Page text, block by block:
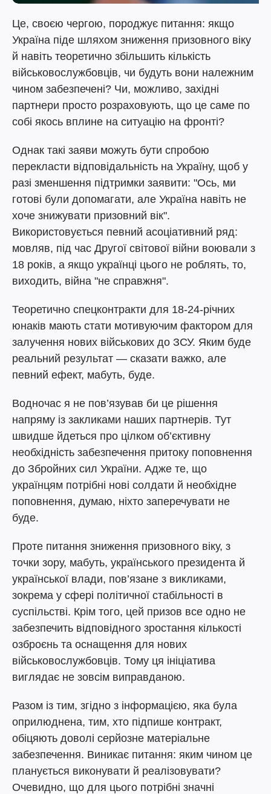
Це, своєю чергою, породжує питання: якщо
Україна піде шляхом зниження призовного віку
й навіть теоретично збільшить кількість
військовослужбовців, чи будуть вони належним
чином забезпечені? Чи, можливо, західні
партнери просто розраховують, що це саме по
собі якось вплине на ситуацію на фронті?
Однак такі заяви можуть бути спробою
перекласти відповідальність на Україну, щоб у
разі зменшення підтримки заявити: "Ось, ми
готові були допомагати, але Україна навіть не
хоче знижувати призовний вік".
Використовується певний асоціативний ряд:
мовляв, під час Другої світової війни воювали з
18 років, а якщо українці цього не роблять, то,
виходить, війна "не справжня".
Теоретично спецконтракти для 18-24-річних
юнаків мають стати мотивуючим фактором для
залучення нових військових до ЗСУ. Яким буде
реальний результат — сказати важко, але
певний ефект, мабуть, буде.
Водночас я не пов’язував би це рішення
напряму із закликами наших партнерів. Тут
швидше йдеться про цілком об’єктивну
необхідність забезпечення притоку поповнення
до Збройних сил України. Адже те, що
українцям потрібні нові солдати й необхідне
поповнення, думаю, ніхто заперечувати не
буде.
Проте питання зниження призовного віку, з
точки зору, мабуть, українського президента й
української влади, пов’язане з викликами,
зокрема у сфері політичної стабільності в
суспільстві. Крім того, цей призов все одно не
забезпечить відповідного зростання кількості
озброєнь та оснащення для нових
військовослужбовців. Тому ця ініціатива
виглядає не зовсім виправданою.
Разом із тим, згідно з інформацією, яка була
оприлюднена, тим, хто підпише контракт,
обіцяють доволі серйозне матеріальне
забезпечення. Виникає питання: яким чином це
планується виконувати й реалізовувати?
Очевидно, що для цього потрібні значні